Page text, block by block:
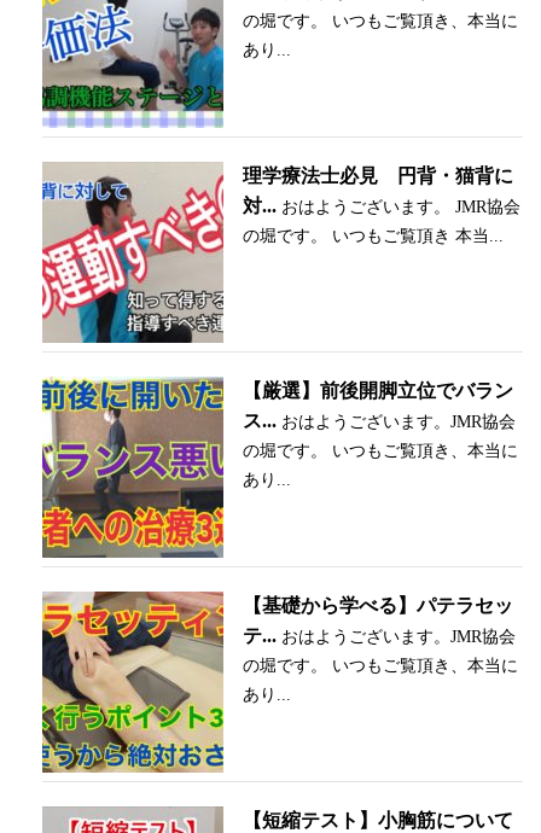
の堀です。 いつもご覧頂き、本当に
あり...
理学療法士必見 円背・猫背に
対... おはようございます。 JMR協会
の堀です。 いつもご覧頂き 本当...
【厳選】前後開脚立位でバラン
ス... おはようございます。JMR協会
の堀です。 いつもご覧頂き、本当に
あり...
【基礎から学べる】パテラセッ
テ... おはようございます。JMR協会
の堀です。 いつもご覧頂き、本当に
あり...
【短縮テスト】小胸筋について